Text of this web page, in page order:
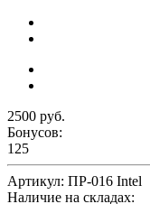
2500 руб.
Бонусов:
125
Артикул: ПР-016 Intel
Наличие на складах: